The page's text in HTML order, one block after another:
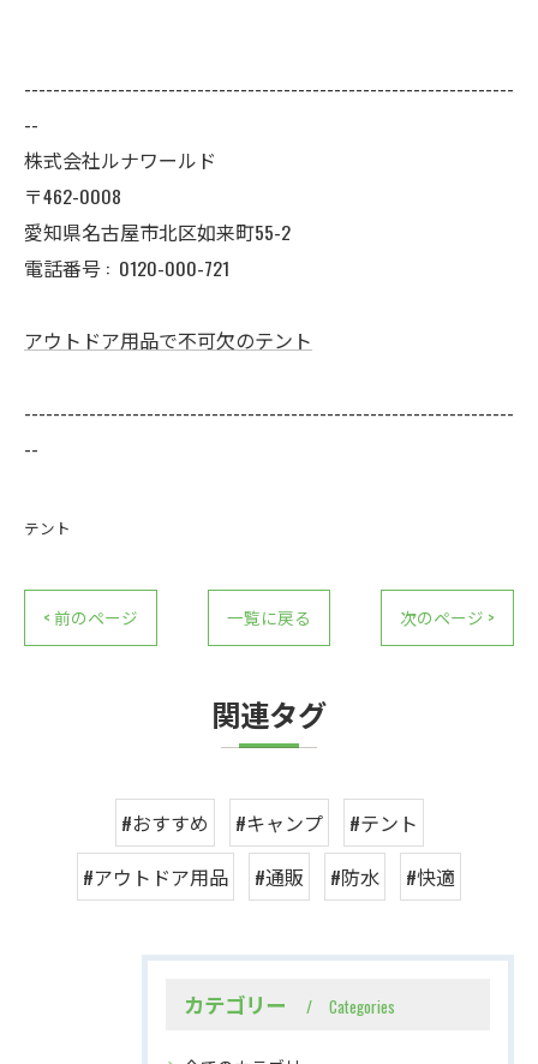
--------------------------------------------------------------------
--
株式会社ルナワールド
〒462-0008
愛知県名古屋市北区如来町55-2
電話番号 : 0120-000-721
アウトドア用品で不可欠のテント
--------------------------------------------------------------------
--
テント
< 前のページ 一覧に戻る 次のページ >
関連タグ
#おすすめ #キャンプ
#テント
#アウトドア用品
#通販 #防水 #快適
カテゴリー Categories